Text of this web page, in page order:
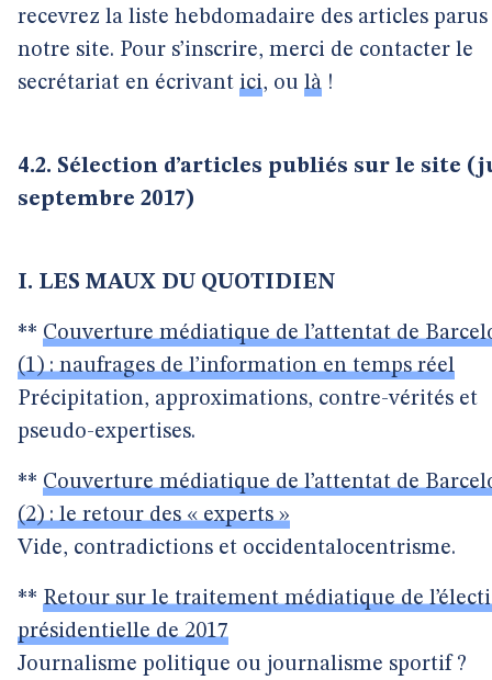
recevrez la liste hebdomadaire des articles parus
notre site. Pour s’inscrire, merci de contacter le
secrétariat en écrivant ici, ou là !
4.2. Sélection d’articles publiés sur le site
septembre 2017)
I. LES MAUX DU QUOTIDIEN
** Couverture médiatique de l’attentat de
(1) : naufrages de l’information en temps réel
Précipitation, approximations, contre-vérités et
pseudo-expertises.
** Couverture médiatique de l’attentat de
(2) : le retour des « experts »
Vide, contradictions et occidentalocentrisme.
** Retour sur le traitement médiatique de
présidentielle de 2017
Journalisme politique ou journalisme sportif ?